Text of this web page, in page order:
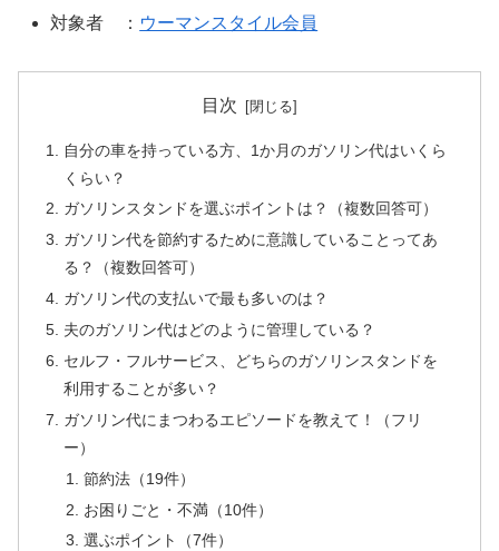
対象者 ： ウーマンスタイル会員
目次
自分の車を持っている方、1か月のガソリン代はいくら
くらい？
ガソリンスタンドを選ぶポイントは？（複数回答可）
ガソリン代を節約するために意識していることってあ
る？（複数回答可）
ガソリン代の支払いで最も多いのは？
夫のガソリン代はどのように管理している？
セルフ・フルサービス、どちらのガソリンスタンドを
利用することが多い？
ガソリン代にまつわるエピソードを教えて！（フリ
ー）
節約法（19件）
お困りごと・不満（10件）
選ぶポイント（7件）